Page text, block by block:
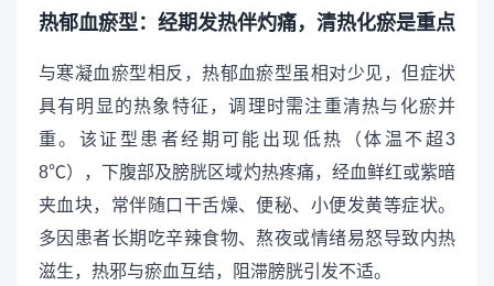
热郁血瘀型：经期发热伴灼痛，清热化瘀是重点
与寒凝血瘀型相反，热郁血瘀型虽相对少见，但症状
具有明显的热象特征，调理时需注重清热与化瘀并
重。该证型患者经期可能出现低热（体温不超3
8℃），下腹部及膀胱区域灼热疼痛，经血鲜红或紫暗
夹血块，常伴随口干舌燥、便秘、小便发黄等症状。
多因患者长期吃辛辣食物、熬夜或情绪易怒导致内热
滋生，热邪与瘀血互结，阻滞膀胱引发不适。